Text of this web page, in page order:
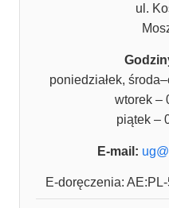
ul.
poniedziałek,
wtorek –
piątek –
E-mail:
E-doręczenia: